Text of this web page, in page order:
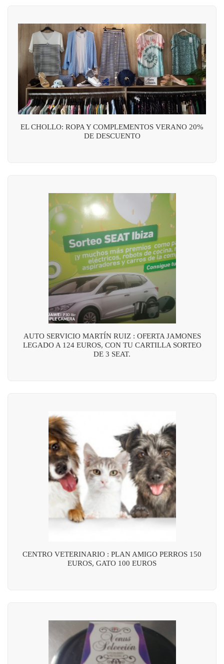
EL CHOLLO: ROPA Y COMPLEMENTOS VERANO 20%
DE DESCUENTO
AUTO SERVICIO MARTÍN RUIZ : OFERTA JAMONES
LEGADO A 124 EUROS, CON TU CARTILLA SORTEO
DE 3 SEAT.
CENTRO VETERINARIO : PLAN AMIGO PERROS 150
EUROS, GATO 100 EUROS